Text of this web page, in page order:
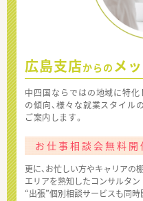
広島支店からの メ
中四国ならではの地域に特化
の傾向、様々な就業スタイル
ご案内します。
お仕事相談会無料開
更に、お忙しい方やキャリアの
エリアを熟知したコンサルタン
“出張”個別相談サービスも同時